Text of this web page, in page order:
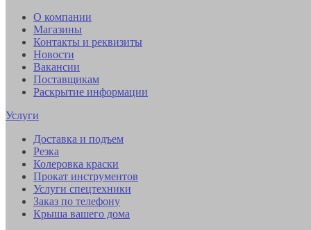
О компании
Магазины
Контакты и реквизиты
Новости
Вакансии
Поставщикам
Раскрытие информации
Услуги
Доставка и подъем
Резка
Колеровка краски
Прокат инструментов
Услуги спецтехники
Заказ по телефону
Крыша вашего дома